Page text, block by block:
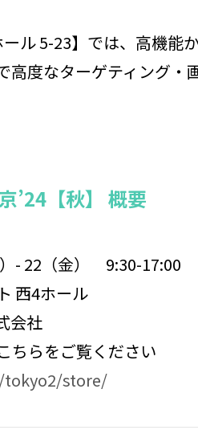
ル 5-23】では、高機能
高度なターゲティング
’24【秋】 概要
- 22（金） 9:30-17:00
西4ホール
会社
ちらをご覧ください
store/